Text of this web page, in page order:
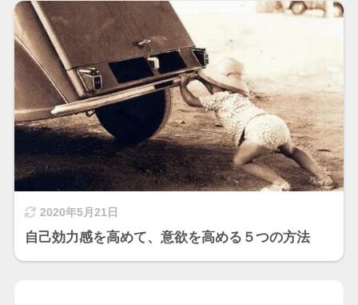
2020年5月21日
自己効力感を高めて、意欲を高める５つの方法